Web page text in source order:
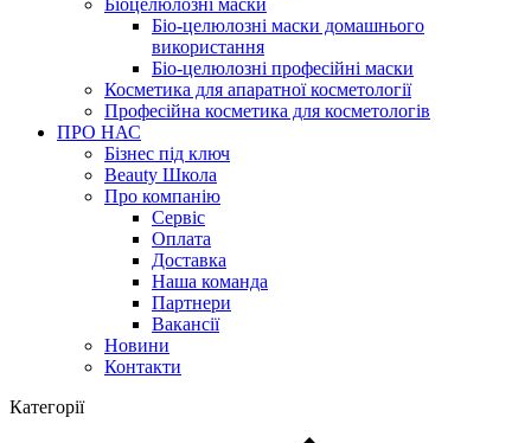
Біоцелюлозні маски
Біо-целюлозні маски домашнього
використання
Біо-целюлозні професійні маски
Косметика для апаратної косметології
Професійна косметика для косметологів
ПРО НАС
Бізнес під ключ
Beauty Школа
Про компанію
Сервіс
Оплата
Доставка
Наша команда
Партнери
Вакансії
Новини
Контакти
Категорії